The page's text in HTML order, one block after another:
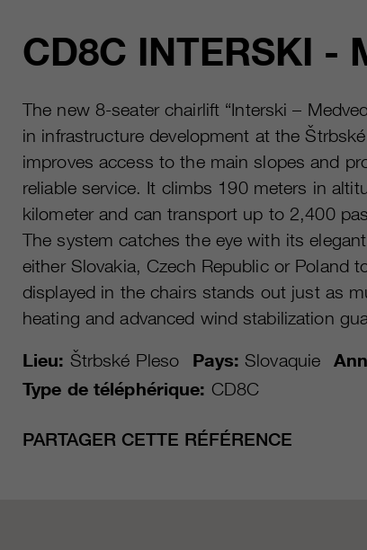
CD8C INTERSKI -
The new 8-seater chairlift “Interski –
in infrastructure development at the
improves access to the main slopes and
reliable service. It climbs 190 meters in
kilometer and can transport up to 2,400
The system catches the eye with its
either Slovakia, Czech Republic or Poland
displayed in the chairs stands out just as
heating and advanced wind stabilization
Lieu: Štrbské Pleso Pays: Slovaquie
Type de téléphérique: CD8C
PARTAGER CETTE RÉFÉRENCE